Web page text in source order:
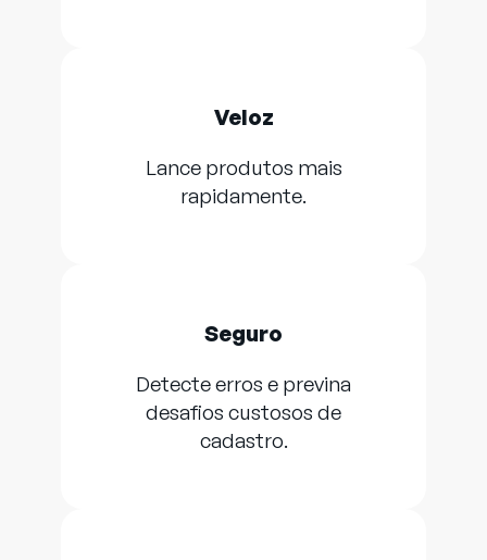
Veloz
Lance produtos mais
rapidamente.
Seguro
Detecte erros e previna
desafios custosos de
cadastro.